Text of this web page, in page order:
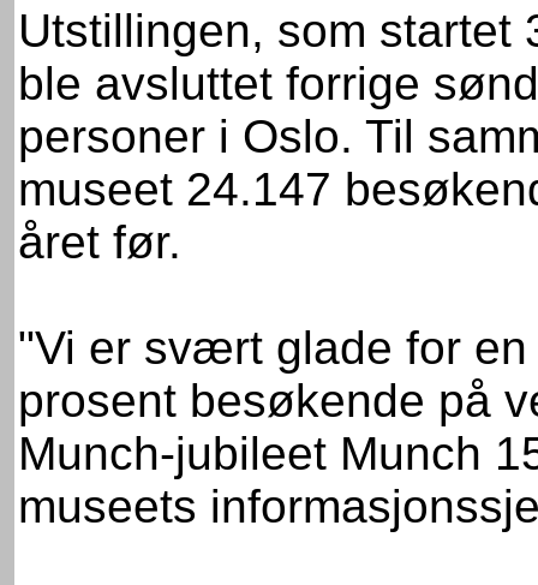
Utstillingen, som startet
ble avsluttet forrige
personer i Oslo. Til
museet 24.147
året før.
"Vi er svært glade for
prosent besøkende på
Munch-jubileet Munch
museets